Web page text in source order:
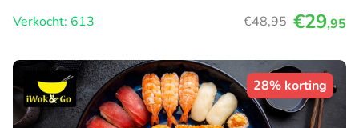
Verkocht: 613
€48,95 €29,95
28% korting